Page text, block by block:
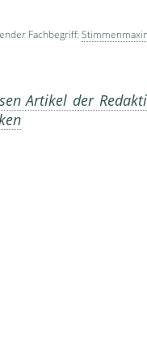
Fachbegriff:
Artikel der